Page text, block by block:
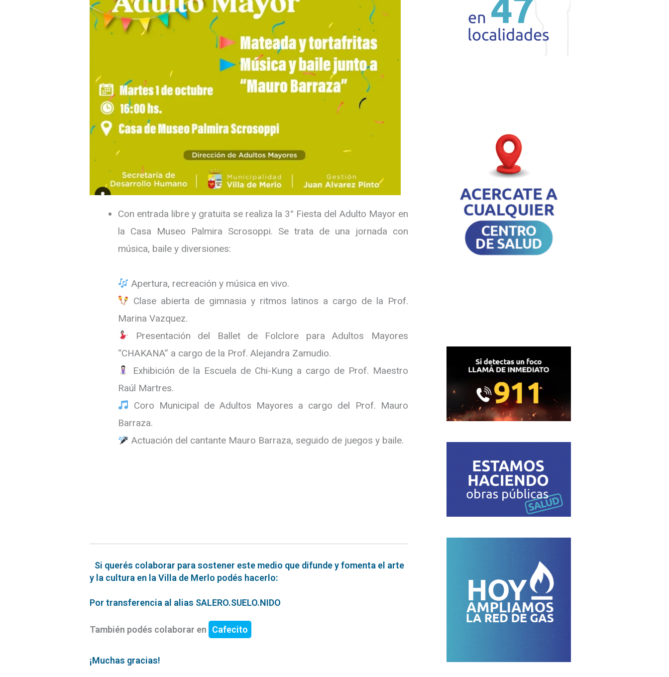
Con entrada libre y gratuita se realiza la 3° Fiesta del Adulto Mayor en
la Casa Museo Palmira Scrosoppi. Se trata de una jornada con
música, baile y diversiones:
Apertura, recreación y música en vivo.
Clase abierta de gimnasia y ritmos latinos a cargo de la Prof.
Marina Vazquez.
Presentación del Ballet de Folclore para Adultos Mayores
“CHAKANA” a cargo de la Prof. Alejandra Zamudio.
Exhibición de la Escuela de Chi-Kung a cargo de Prof. Maestro
Raúl Martres.
Coro Municipal de Adultos Mayores a cargo del Prof. Mauro
Barraza.
Actuación del cantante Mauro Barraza, seguido de juegos y baile.
Si querés colaborar para sostener este medio que difunde y fomenta el arte
y la cultura en la Villa de Merlo podés hacerlo:
Por transferencia al alias SALERO.SUELO.NIDO
También podés colaborar en Cafecito
¡Muchas gracias!